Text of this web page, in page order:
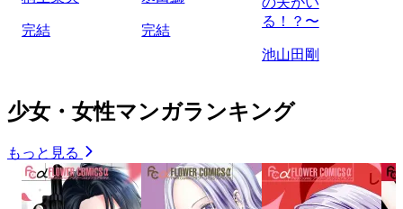
完結 完結
る！？〜
池山田剛
少女・女性マンガランキング
もっと見る